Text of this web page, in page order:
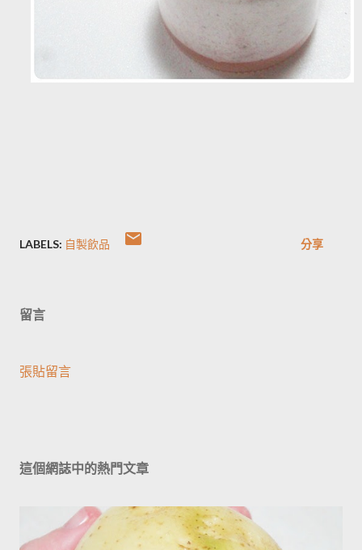
LABELS: 自製飲品 分享
留言
張貼留言
這個網誌中的熱門文章